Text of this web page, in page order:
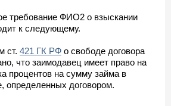
требование ФИО2 о взыскании
к следующему.
ст. 421 ГК РФ о свободе договора
что заимодавец имеет право на
процентов на сумму займа в
определенных договором.